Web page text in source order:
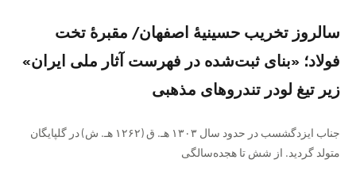
سالروز تخریب حسینیهٔ اصفهان/ مقبرهٔ تخت
فولاد؛ «بنای ثبت‌شده در فهرست آثار ملی ایران»
زیر تیغ لودر تندروهای مذهبی
جناب ایزدگشسب در حدود سال ۱۳۰۳ هـ. ق (۱۲۶۲ هـ. ش) در گلپایگان
متولد گردید. از شش تا هجده‌سالگی